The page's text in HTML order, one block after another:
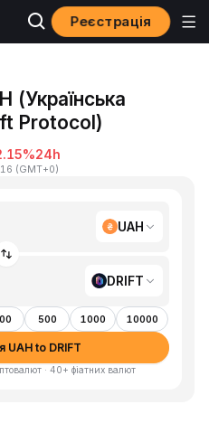
Реєстрація
(Українська
Protocol)
24h
(GMT+0)
UAH
DRIFT
500 1000 10000
UAH to DRIFT
· 40+ фіатних валют